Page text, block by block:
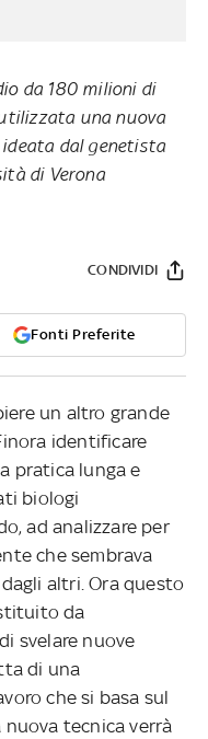
da 180 milioni di
una nuova
dal genetista
di Verona
Fonti Preferite
CONDIVIDI
un altro grande
identificare
pratica lunga e
biologi
ad analizzare per
che sembrava
altri. Ora questo
da
svelare nuove
di una
che si basa sul
nuova tecnica verrà